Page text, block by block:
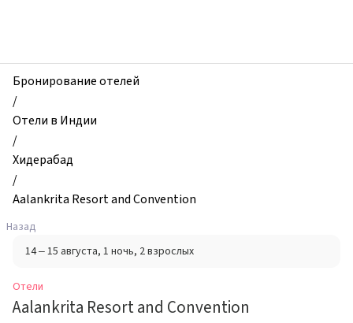
Aalankrita
Resort
and
Convention,
Хидерабад,
Индия
Бронирование отелей
/
Отели в Индии
/
Хидерабад
/
Aalankrita Resort and Convention
Назад
14 – 15 августа, 1 ночь, 2 взрослых
Отели
Aalankrita Resort and Convention